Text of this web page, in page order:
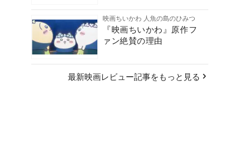
映画ちいかわ 人魚の島のひみつ
『映画ちいかわ』原作フ
ァン絶賛の理由
最新映画レビュー記事をもっと見る